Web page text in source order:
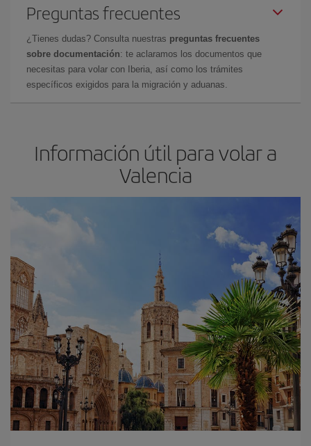
Preguntas frecuentes
¿Tienes dudas? Consulta nuestras preguntas frecuentes
sobre documentación: te aclaramos los documentos que
necesitas para volar con Iberia, así como los trámites
específicos exigidos para la migración y aduanas.
Información útil para volar a
Valencia